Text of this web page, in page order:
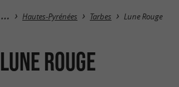
Hautes-Pyrénées Tarbes Lune Rouge
Lune Rouge